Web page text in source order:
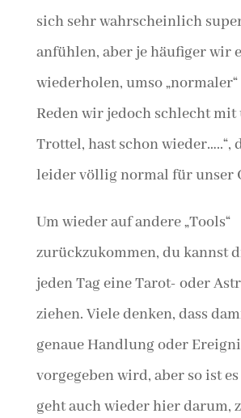
sich sehr wahrscheinlich
anfühlen, aber je häufiger wir
wiederholen, umso
Reden wir jedoch schlecht mit
Trottel, hast schon wieder…..“,
leider völlig normal für unser
Um wieder auf andere „Tools“
zurückzukommen, du kannst
jeden Tag eine Tarot- oder
ziehen. Viele denken, dass
genaue Handlung oder
vorgegeben wird, aber so ist
geht auch wieder hier darum,